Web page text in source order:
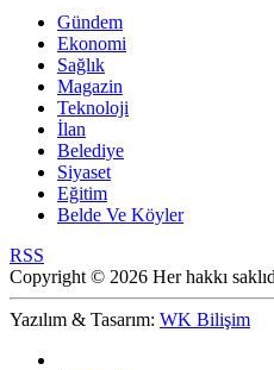
Gündem
Ekonomi
Sağlık
Magazin
Teknoloji
İlan
Belediye
Siyaset
Eğitim
Belde Ve Köyler
RSS
Copyright © 2026 Her hakkı
Yazılım & Tasarım: WK Bilişim